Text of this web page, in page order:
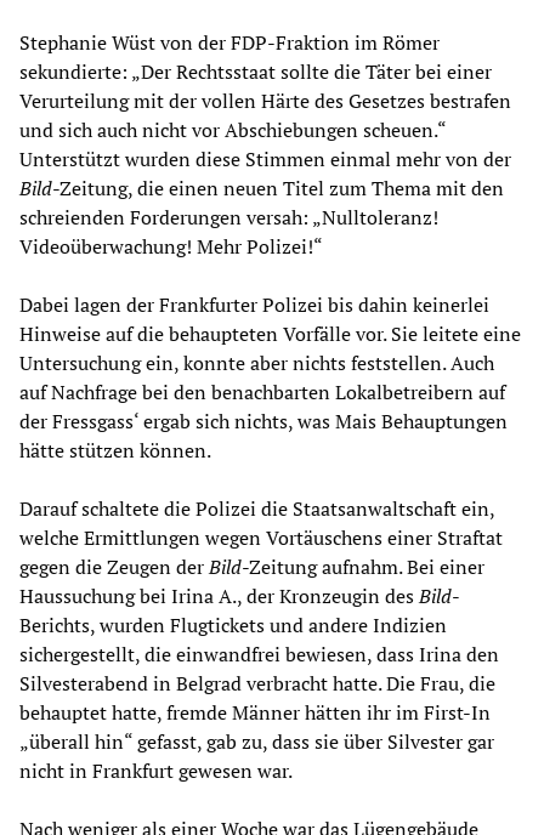
Stephanie Wüst von der FDP-Fraktion im Römer
sekundierte: „Der Rechtsstaat sollte die Täter bei einer
Verurteilung mit der vollen Härte des Gesetzes bestrafen
und sich auch nicht vor Abschiebungen scheuen.“
Unterstützt wurden diese Stimmen einmal mehr von der
Bild-Zeitung, die einen neuen Titel zum Thema mit den
schreienden Forderungen versah: „Nulltoleranz!
Videoüberwachung! Mehr Polizei!“
Dabei lagen der Frankfurter Polizei bis dahin keinerlei
Hinweise auf die behaupteten Vorfälle vor. Sie leitete eine
Untersuchung ein, konnte aber nichts feststellen. Auch
auf Nachfrage bei den benachbarten Lokalbetreibern auf
der Fressgass‘ ergab sich nichts, was Mais Behauptungen
hätte stützen können.
Darauf schaltete die Polizei die Staatsanwaltschaft ein,
welche Ermittlungen wegen Vortäuschens einer Straftat
gegen die Zeugen derBild-Zeitung aufnahm. Bei einer
Haussuchung bei Irina A., der Kronzeugin desBild-
Berichts, wurden Flugtickets und andere Indizien
sichergestellt, die einwandfrei bewiesen, dass Irina den
Silvesterabend in Belgrad verbracht hatte. Die Frau, die
behauptet hatte, fremde Männer hätten ihr im First-In
„überall hin“ gefasst, gab zu, dass sie über Silvester gar
nicht in Frankfurt gewesen war.
Nach weniger als einer Woche war das Lügengebäude